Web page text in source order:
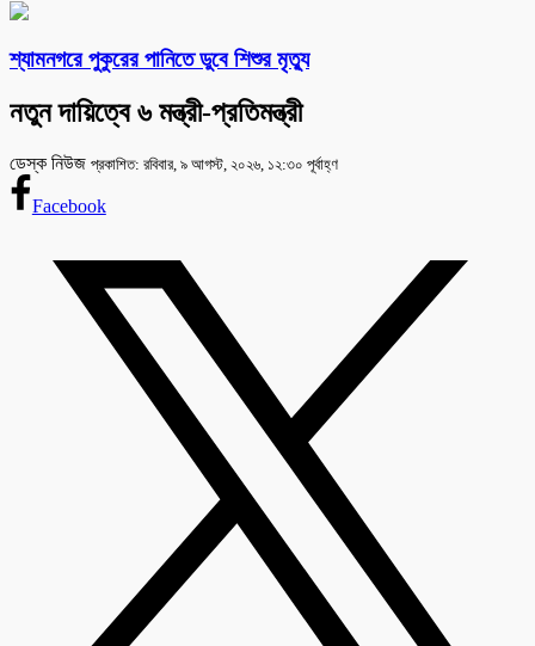
শ্যামনগরে পুকুরের পানিতে ডুবে শিশুর মৃত্যু
নতুন দায়িত্বে ৬ মন্ত্রী-প্রতিমন্ত্রী
ডেস্ক নিউজ প্রকাশিত: রবিবার, ৯ আগস্ট, ২০২৬, ১২:৩০ পূর্বাহ্ণ
Facebook